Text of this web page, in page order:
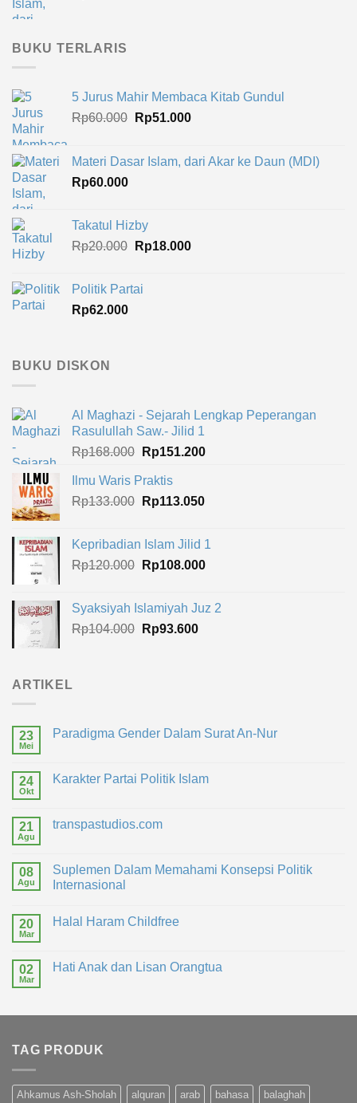
BUKU TERLARIS
5 Jurus Mahir Membaca Kitab Gundul
Rp60.000 Harga
Rp60.000.
Rp51.000Harga
adalah:
Materi Dasar Islam, dari Akar ke Daun (MDI)
Rp60.000
Takatul Hizby
Rp20.000 Harga
Rp20.000.
Rp18.000Harga
Politik Partai
Rp62.000
BUKU DISKON
Al Maghazi - Sejarah Lengkap Peperangan
Rasulullah Saw.- Jilid 1
Rp168.000 Harga
adalah:
Rp168.000.
Rp151.200Harga
adalah:
Ilmu Waris Praktis
Rp133.000 Harga
Rp133.000.
Rp113.050Harga
adalah:
Rp113.050.
Kepribadian Islam Jilid 1
Rp120.000 Harga
Rp120.000.
Rp108.000Harga
adalah:
Syaksiyah Islamiyah Juz 2
Rp104.000 Harga
Rp93.600Harga
ARTIKEL
23
Mei
Paradigma Gender Dalam Surat An-Nur
24
Okt
Karakter Partai Politik Islam
21
Agu
transpastudios.com
08
Agu
Suplemen Dalam Memahami Konsepsi Politik
Internasional
20
Mar
Halal Haram Childfree
02
Mar
Hati Anak dan Lisan Orangtua
TAG PRODUK
Ahkamus Ash-Sholah alquran arab bahasa balaghah